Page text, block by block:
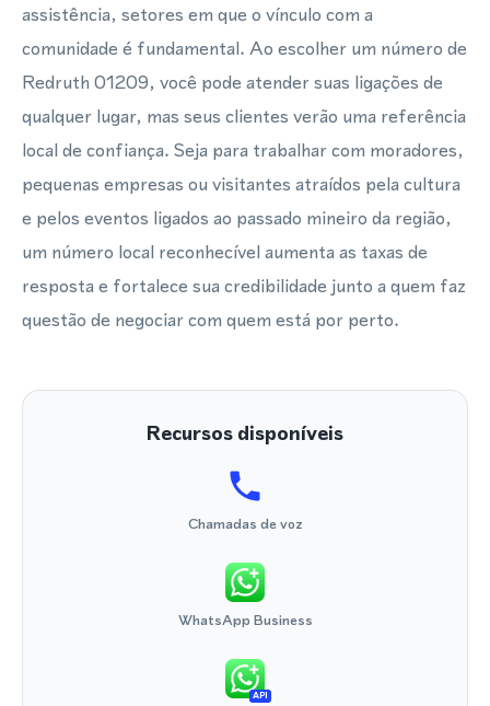
assistência, setores em que o vínculo com a
comunidade é fundamental. Ao escolher um número de
Redruth 01209, você pode atender suas ligações de
qualquer lugar, mas seus clientes verão uma referência
local de confiança. Seja para trabalhar com moradores,
pequenas empresas ou visitantes atraídos pela cultura
e pelos eventos ligados ao passado mineiro da região,
um número local reconhecível aumenta as taxas de
resposta e fortalece sua credibilidade junto a quem faz
questão de negociar com quem está por perto.
Recursos disponíveis
Chamadas de voz
WhatsApp Business
API